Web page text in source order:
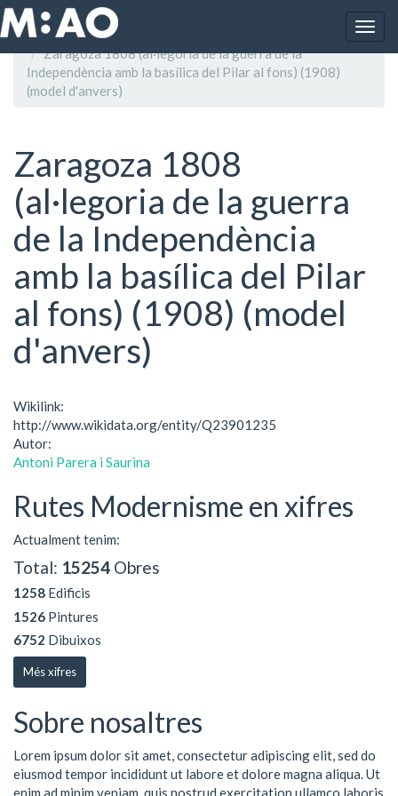
Vés al contingut
Inici
Zaragoza 1808 (al·legoria de la guerra de la
Independència amb la basílica del Pilar al fons) (1908)
(model d'anvers)
Zaragoza 1808
(al·legoria de la guerra
de la Independència
amb la basílica del Pilar
al fons) (1908) (model
d'anvers)
Wikilink:
http://www.wikidata.org/entity/Q23901235
Autor:
Antoni Parera i Saurina
Rutes Modernisme en xifres
Actualment tenim:
Total: 15254 Obres
1258 Edificis
1526 Pintures
6752 Dibuixos
Més xifres
Sobre nosaltres
Lorem ipsum dolor sit amet, consectetur adipiscing elit, sed do
eiusmod tempor incididunt ut labore et dolore magna aliqua. Ut
enim ad minim veniam, quis nostrud exercitation ullamco laboris